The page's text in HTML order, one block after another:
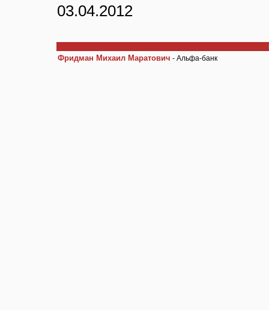
03.04.2012
Фридман Михаил Маратович - Альфа-банк